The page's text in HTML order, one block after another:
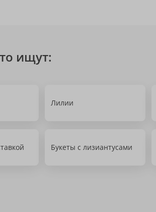
ищут:
Лилии
Букеты с лизиантусами